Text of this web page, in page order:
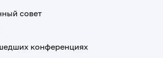
совет
конференциях